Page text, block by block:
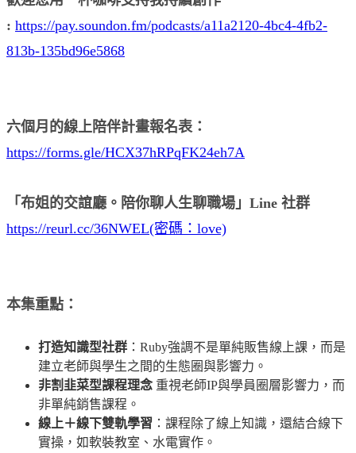
: https://pay.soundon.fm/podcasts/a11a2120-4bc4-4fb2-
813b-135bd96e5868
六個月的線上陪伴計畫報名表：
https://forms.gle/HCX37hRPqFK24eh7A
「布姐的交誼廳。陪你聊人生聊職場」Line 社群
https://reurl.cc/36NWEL(密碼：love)
本集重點：
打造知識型社群 ：Ruby強調不是單純販售線上課，而是
建立老師與學生之間的生態圈與影響力。
非割韭菜型課程理念 重視老師IP與學員圈層影響力，而
非單純銷售課程。
線上＋線下雙軌學習 ：課程除了線上知識，還結合線下
實操，如軟裝教室、水電實作。